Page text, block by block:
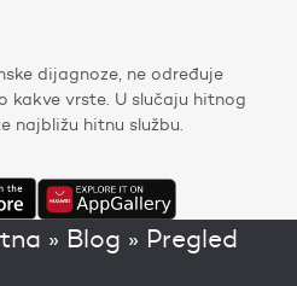
dijagnoze, ne određuje
vrste. U slučaju hitnog
najbližu hitnu službu.
» Blog » Pregled